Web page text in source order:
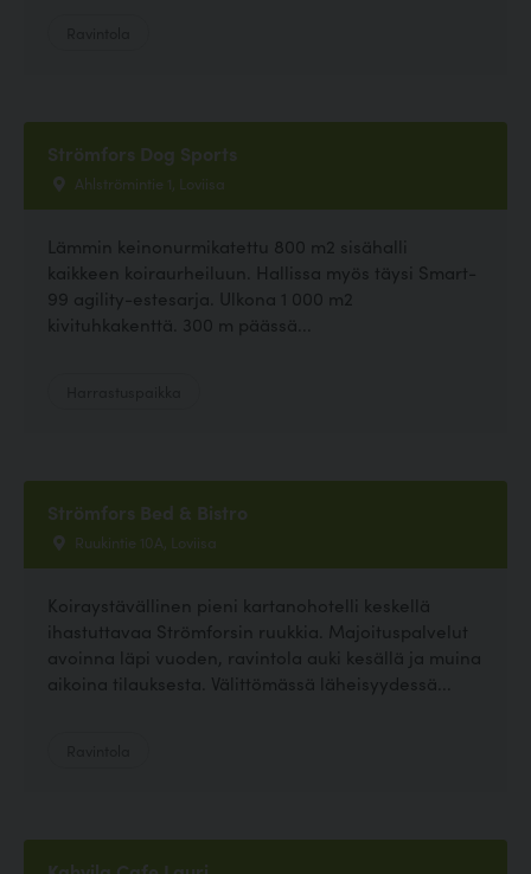
Strömfors Dog Sports
Ahlströmintie 1, Loviisa
Lämmin keinonurmikatettu 800 m2 sisähalli
kaikkeen koiraurheiluun. Hallissa myös täysi Smart-
99 agility-estesarja. Ulkona 1 000 m2
kivituhkakenttä. 300 m päässä...
Strömfors Bed & Bistro
Ruukintie 10A, Loviisa
Koiraystävällinen pieni kartanohotelli keskellä
ihastuttavaa Strömforsin ruukkia. Majoituspalvelut
avoinna läpi vuoden, ravintola auki kesällä ja muina
aikoina tilauksesta. Välittömässä läheisyydessä...